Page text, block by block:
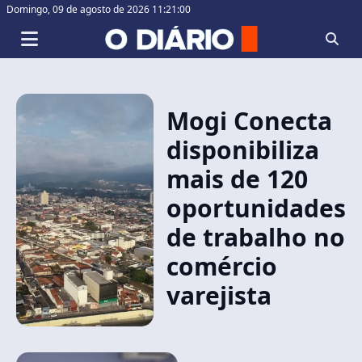
Domingo,09 de agosto de 2026 11:21:00
Mogi Conecta
disponibiliza
mais de 120
oportunidades
de trabalho no
comércio
varejista